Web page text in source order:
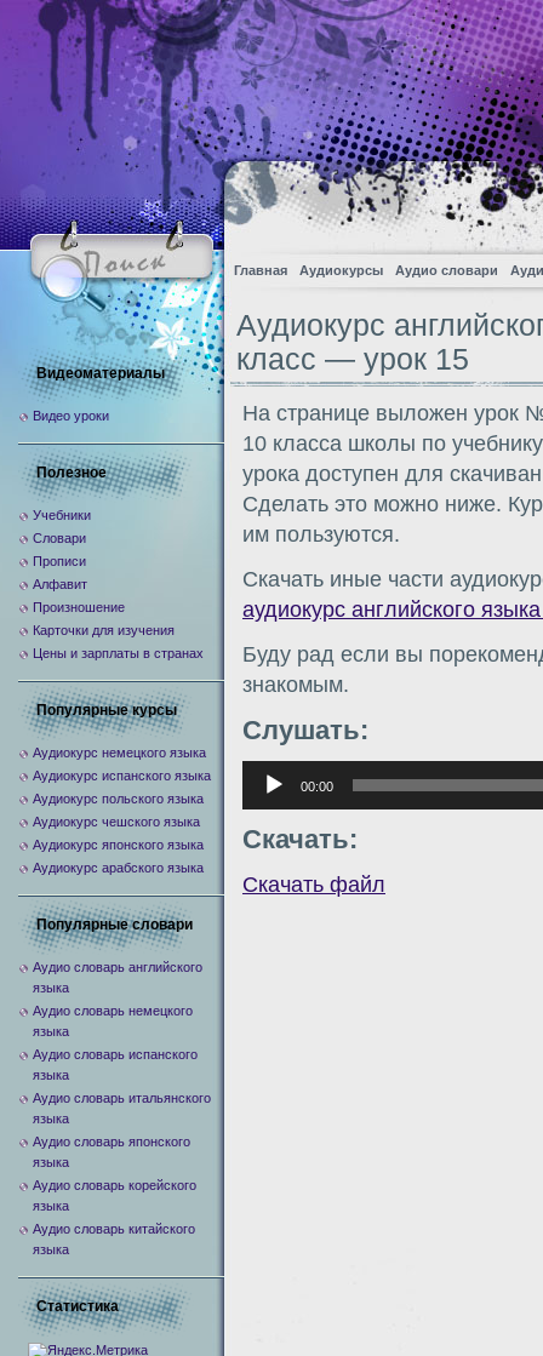
Главная Аудиокурсы Аудио словари
Аудиокурс
класс — урок 15
На странице выложен урок
10 класса школы по
урока доступен для
Сделать это можно ниже.
им пользуются.
Скачать иные части
аудиокурс английского
Буду рад если вы
знакомым.
Слушать:
Аудиоплеер
00:00
Скачать:
Скачать файл
Видеоматериалы
Видео уроки
Полезное
Учебники
Словари
Прописи
Алфавит
Произношение
Карточки для изучения
Цены и зарплаты в странах
Популярные курсы
Аудиокурс немецкого языка
Аудиокурс испанского языка
Аудиокурс польского языка
Аудиокурс чешского языка
Аудиокурс японского языка
Аудиокурс арабского языка
Популярные словари
Аудио словарь английского
языка
Аудио словарь немецкого
языка
Аудио словарь испанского
языка
Аудио словарь итальянского
языка
Аудио словарь японского
языка
Аудио словарь корейского
языка
Аудио словарь китайского
языка
Статистика